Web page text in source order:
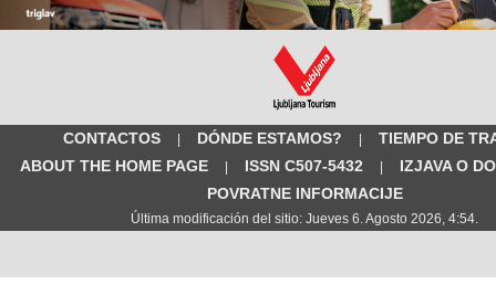
CONTACTOS | DÓNDE ESTAMOS? |
TIEMPO DE
ABOUT THE HOME PAGE
| ISSN C507-5432 |
IZJAVA O
POVRATNE INFORMACIJE
Última modificación del sitio: Jueves 6. Agosto 2026, 4:54.